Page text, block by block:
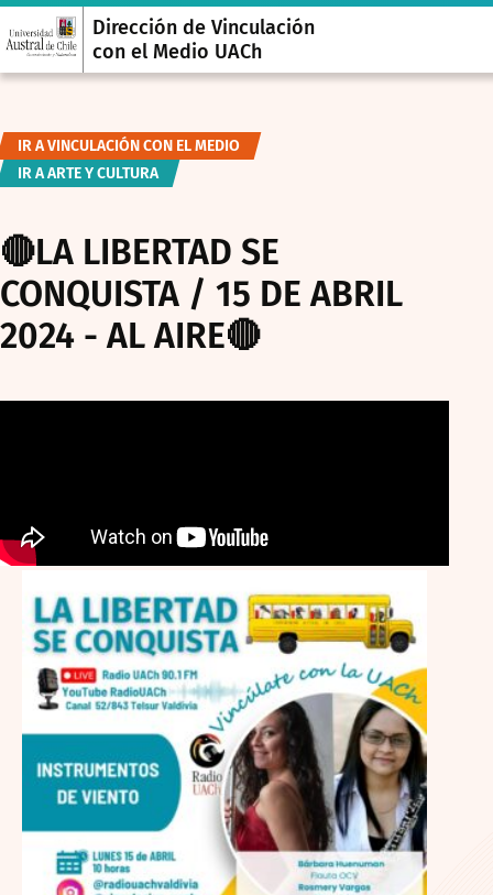
Dirección de Vinculación
con el Medio UACh
IR A VINCULACIÓN CON EL MEDIO
IR A ARTE Y CULTURA
🔴LA LIBERTAD SE
CONQUISTA / 15 DE ABRIL
2024 - AL AIRE🔴